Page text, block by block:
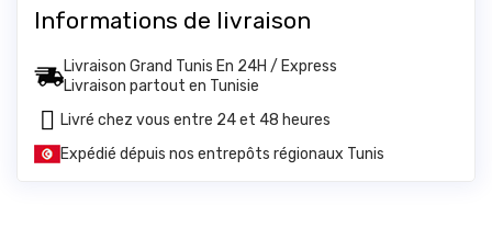
Informations de livraison
Livraison Grand Tunis En 24H / Express
Livraison partout en Tunisie
Expédié dépuis nos entrepôts régionaux Tunis
Livré chez vous entre 24 et 48 heures